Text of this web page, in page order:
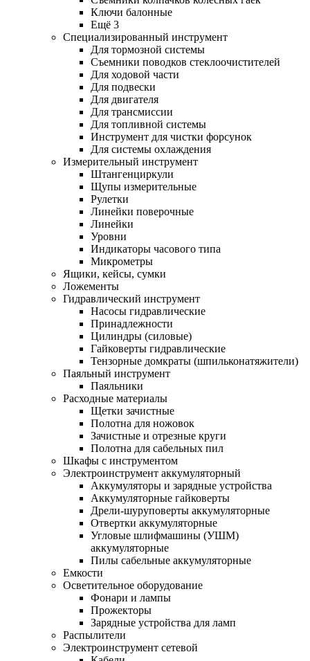
Ключи балонные
Ещё 3
Специализированный инструмент
Для тормозной системы
Съемники поводков стеклоочистителей
Для ходовой части
Для подвески
Для двигателя
Для трансмиссии
Для топливной системы
Инструмент для чистки форсунок
Для системы охлаждения
Измерительный инструмент
Штангенциркули
Щупы измерительные
Рулетки
Линейки поверочные
Линейки
Уровни
Индикаторы часового типа
Микрометры
Ящики, кейсы, сумки
Ложементы
Гидравлический инструмент
Насосы гидравлические
Принадлежности
Цилиндры (силовые)
Гайковерты гидравлические
Тензорные домкраты (шпильконатяжители)
Паяльный инструмент
Паяльники
Расходные материалы
Щетки зачистные
Полотна для ножовок
Зачистные и отрезные круги
Полотна для сабельных пил
Шкафы с инструментом
Электроинструмент аккумуляторный
Аккумуляторы и зарядные устройства
Аккумуляторные гайковерты
Дрели-шуруповерты аккумуляторные
Отвертки аккумуляторные
Угловые шлифмашины (УШМ)
аккумуляторные
Пилы сабельные аккумуляторные
Емкости
Осветительное оборудование
Фонари и лампы
Прожекторы
Зарядные устройства для ламп
Распылители
Электроинструмент сетевой